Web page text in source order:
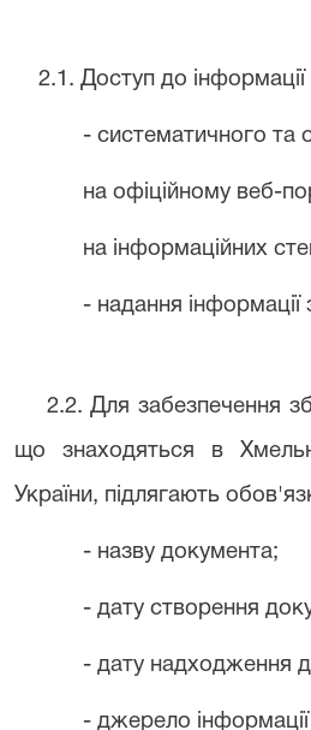
2.1. Доступ до
- систематичного та
на офіційному веб-
на інформаційних
- надання
2.2. Для забезпечення
що знаходяться в
України, підлягають
- назву документа;
- дату створення
- дату надходження
- джерело інформації